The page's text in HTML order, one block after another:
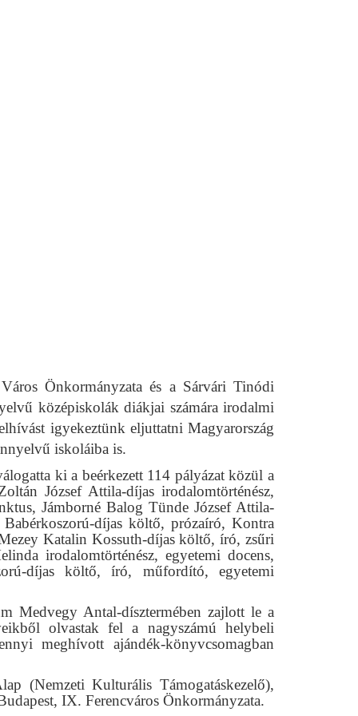
Önkormányzata és a Sárvári Tinódi
középiskolák diákjai számára irodalmi
igyekeztünk eljuttatni Magyarország
iskoláiba is.
ki a beérkezett 114 pályázat közül a
József Attila-díjas irodalomtörténész,
Jámborné Balog Tünde József Attila-
díjas költő, prózaíró, Kontra
Katalin Kossuth-díjas költő, író, zsűri
irodalomtörténész, egyetemi docens,
díjas költő, író, műfordító, egyetemi
Medvegy Antal-dísztermében zajlott le a
olvastak fel a nagyszámú helybeli
meghívott ajándék-könyvcsomagban
(Nemzeti Kulturális Támogatáskezelő),
IX. Ferencváros Önkormányzata.